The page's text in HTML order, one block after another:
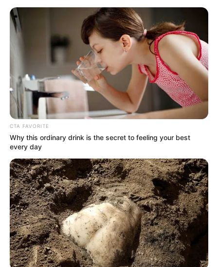
CTA FAVORITE
Why this ordinary drink is the secret to feeling your best
every day